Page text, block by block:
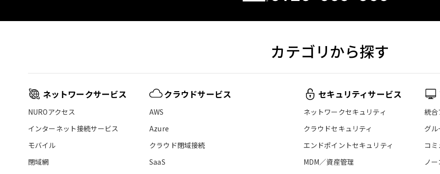
カテゴリから探す
ネットワークサービス
NUROアクセス
インターネット接続サービス
モバイル
閉域網
クラウドサービス
AWS
Azure
クラウド閉域接続
SaaS
セキュリティサービス
ネットワークセキュリティ
クラウドセキュリティ
エンドポイントセキュリティ
MDM／資産管理
統合
グ
コ
ノ